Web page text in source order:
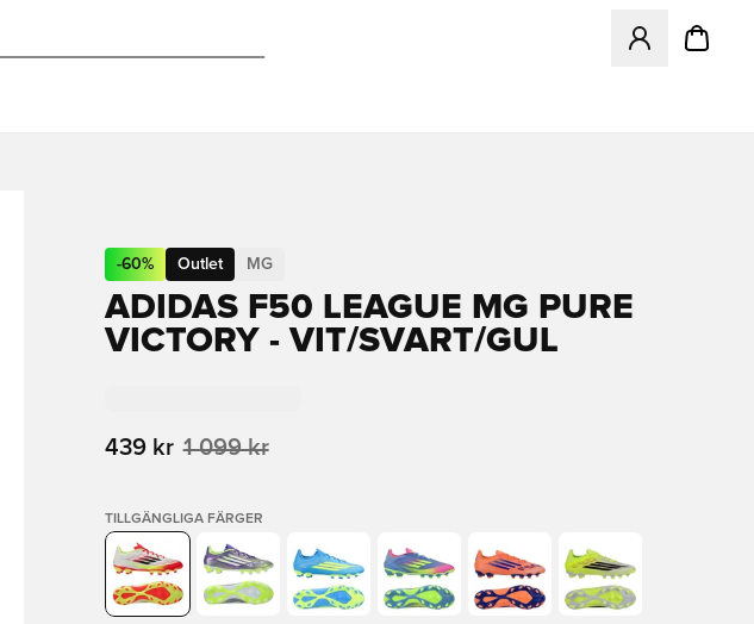
Öppnar en
-60% Outlet MG
ADIDAS F50 LEAGUE MG PURE
VICTORY - VIT/SVART/GUL
439 kr 1 099 kr
TILLGÄNGLIGA FÄRGER